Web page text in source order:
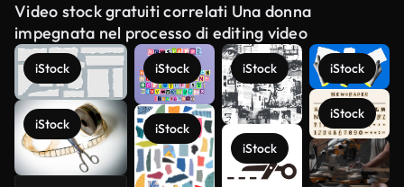
Video stock gratuiti correlati Una donna
impegnata nel processo di editing video
iStock
iStock
iStock
iStock
iStock
iStock
iStock
iStock
Scopri di
più